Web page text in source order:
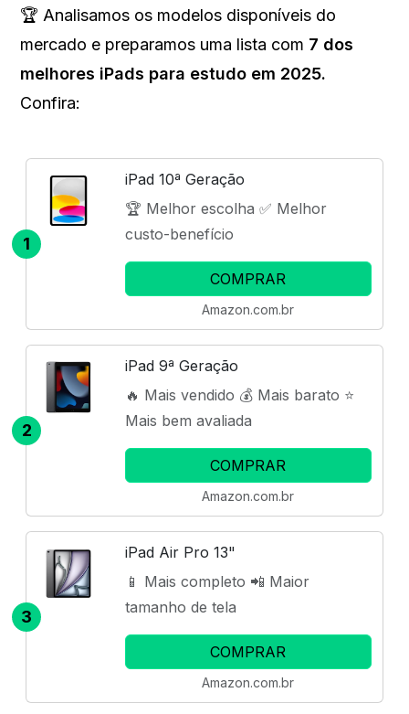
🏆 Analisamos os modelos disponíveis do
mercado e preparamos uma lista com 7 dos
melhores iPads para estudo em 2025.
Confira:
1
iPad 10ª Geração
🏆 Melhor escolha ✅ Melhor
custo-benefício
COMPRAR
Amazon.com.br
2
iPad 9ª Geração
🔥 Mais vendido 💰 Mais barato ⭐
Mais bem avaliada
COMPRAR
Amazon.com.br
3
iPad Air Pro 13"
📱 Mais completo 📲 Maior
tamanho de tela
COMPRAR
Amazon.com.br